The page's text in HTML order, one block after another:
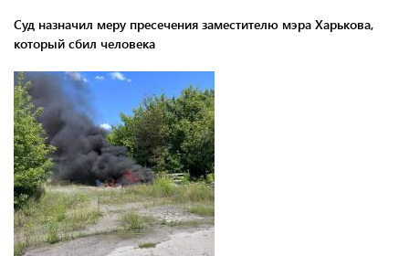
Суд назначил меру пресечения заместителю мэра Харькова,
который сбил человека